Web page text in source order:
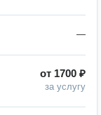
—
от 1700 ₽
за услугу